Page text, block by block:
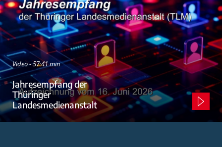
Video - 57:41 min
Jahresempfang der
Thüringer
Landesmedienanstalt